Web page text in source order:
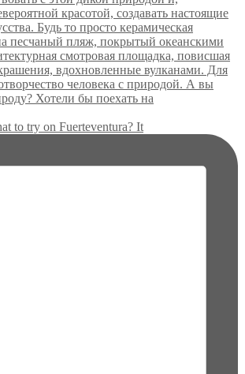
to try on Fuerteventura? It